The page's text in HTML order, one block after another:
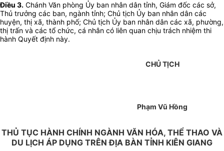
Điều 3. Chánh Văn phòng Ủy ban nhân dân tỉnh, Giám đốc các sở,
Thủ trưởng các ban, ngành tỉnh; Chủ tịch Ủy ban nhân dân các
huyện, thị xã, thành phố; Chủ tịch Ủy ban nhân dân các xã, phường,
thị trấn và các tổ chức, cá nhân có liên quan chịu trách nhiệm thi
hành Quyết định này.
CHỦ TỊCH
Phạm Vũ Hồng
THỦ TỤC HÀNH CHÍNH NGÀNH VĂN HÓA, THỂ THAO VÀ
DU LỊCH ÁP DỤNG TRÊN ĐỊA BÀN TỈNH KIÊN GIANG